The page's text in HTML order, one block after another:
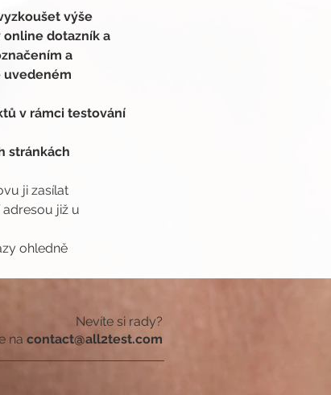
výše
dotazník a
a
uvedeném
v rámci testování
stránkách
ji zasílat
již u
ohledně
Nevíte si rady?
na contact@all2test.com